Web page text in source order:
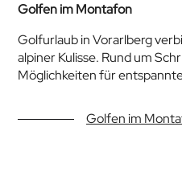
Golfen im Montafon
Golfurlaub in Vorarlberg
alpiner Kulisse. Rund um
Möglichkeiten für
Golfen im